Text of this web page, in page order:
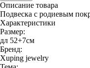
Описание товара
Подвеска с родиевым
Характеристики
Размер:
дл 52+7см
Бренд:
Xuping jewelry